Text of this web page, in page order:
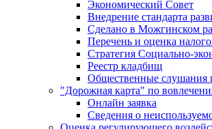
Экономический Совет
Внедрение стандарта
Сделано в Можгинском
Перечень и оценка
Стратегия Социально-
Реестр кладбищ
Общественные слушания
"Дорожная карта" по
Онлайн заявка
Сведения о